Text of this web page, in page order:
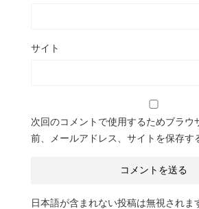
サイト
次回のコメントで使用するためブラウ
前、メールアドレス、サイトを保存す
日本語が含まれない投稿は無視されま